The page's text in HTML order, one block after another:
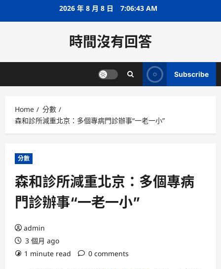
2026 年 8 月 8 日 7:06:43 AM
時間沒有回答
Subscribe
Home
分數
森和診所減重北京：多個專病門診辦事“一老一小”
分數
森和診所減重北京：多個專病
門診辦事“一老一小”
admin
3 個月 ago
1 minute read
0 comments